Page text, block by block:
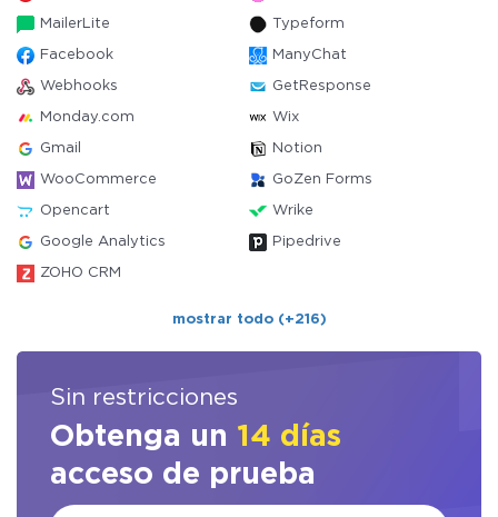
MailerLite Typeform
Facebook ManyChat
Webhooks GetResponse
Monday.com Wix
Gmail Notion
WooCommerce GoZen Forms
Opencart Wrike
Google Analytics Pipedrive
ZOHO CRM
mostrar todo (+216)
Sin restricciones
Obtenga un 14 días
acceso de prueba